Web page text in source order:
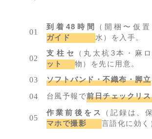
到着48時間
ガイド
（開梱〜仮
水）を入手。
支柱セ
ット
（丸太杭3本・麻
物）を先に用意。
ソフトバンド・不織布・脚立
台風予報で前日チェックリ
作業前後をス
マホで撮影
（記録は、
言語化に効く